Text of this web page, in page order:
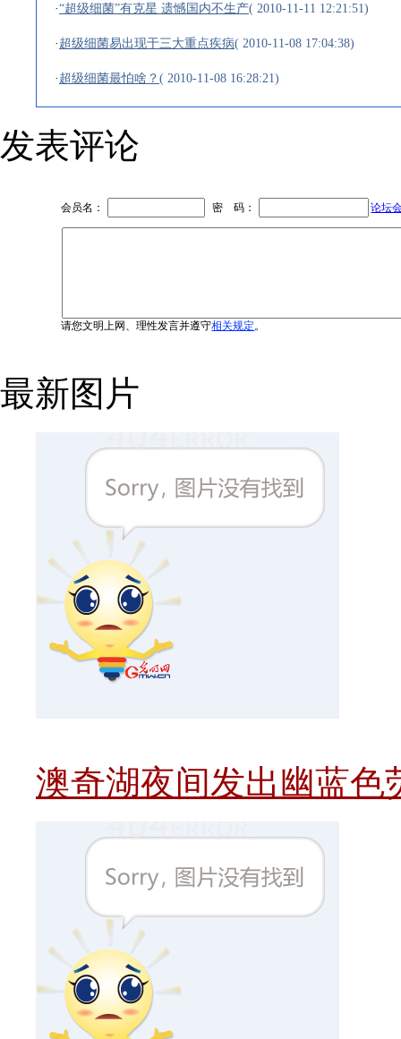
·“超级细菌”有克星 遗憾国内不生产( 2010-11-11 12:21:51)
· 超级细菌易出现于三大重点疾病( 2010-11-08 17:04:38)
· 超级细菌最怕啥？ ( 2010-11-08 16:28:21)
发表评论
会员名： 密 码： 论坛
请您文明上网、理性发言并遵守相关规定。
最新图片
澳奇湖夜间发出幽蓝色